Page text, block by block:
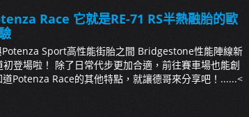
Race 它就是RE-71 RS半熱融胎的歐
Potenza Sport高性能街胎之間 Bridgestone性能陣線新
登場啦！ 除了日常代步更加合適，前往賽車場也能創
Potenza Race的其他特點，就讓德哥來分享吧！......<